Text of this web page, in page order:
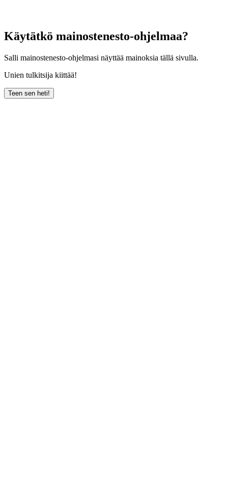
Käytätkö mainostenesto-ohjelmaa?
Salli mainostenesto-ohjelmasi näyttää mainoksia tällä sivulla.
Unien tulkitsija kiittää!
Teen sen heti!